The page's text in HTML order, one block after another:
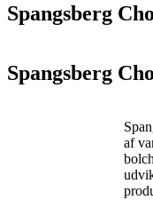
Spangsberg
Spangsberg
af